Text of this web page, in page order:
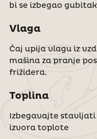
bi se izbegao
Vlaga
Čaj upija vlagu iz
mašina za pranje
frižidera.
Toplina
Izbegavajte
izvora toplote